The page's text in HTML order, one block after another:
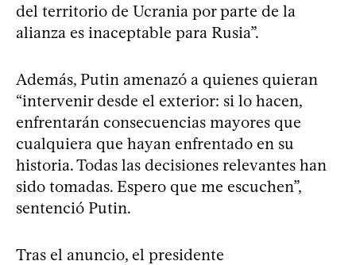
del territorio de Ucrania por parte de la
alianza es inaceptable para Rusia”.
Además, Putin amenazó a quienes quieran
“intervenir desde el exterior: si lo hacen,
enfrentarán consecuencias mayores que
cualquiera que hayan enfrentado en su
historia. Todas las decisiones relevantes han
sido tomadas. Espero que me escuchen”,
sentenció Putin.
Tras el anuncio, el presidente